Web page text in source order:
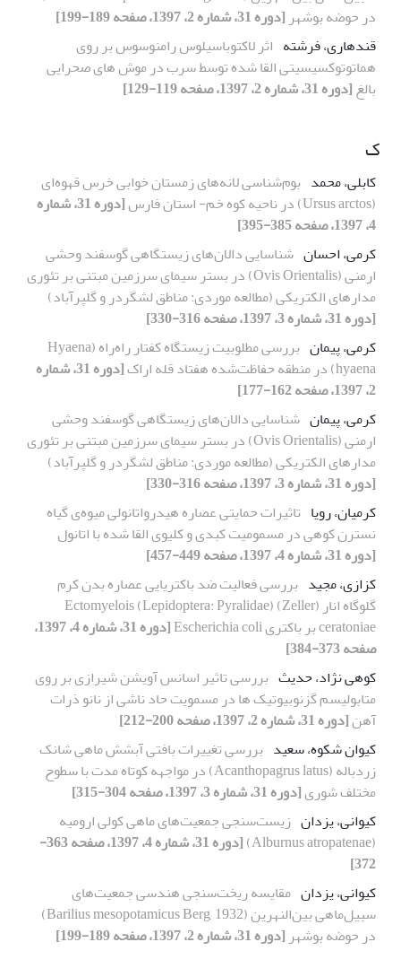
در حوضه بوشهر [دوره 31، شماره 2، 1397، صفحه 189-199]
قندهاری، فرشته اثر لاکتوباسیلوس رامنوسوس بر روی
هماتوتوکسیسیتی القا شده توسط سرب در موش های صحرایی
بالغ[دوره 31، شماره 2، 1397، صفحه 119-129]
ک
کابلی، محمد بوم‌شناسی لانه‌های زمستان خوابی خرس قهوه‌ای
(Ursus arctos) در ناحیه کوه خم- استان فارس
[دوره 31، شماره
4، 1397، صفحه 385-395]
کرمی، احسان شناسایی دالان‌های زیستگاهی گوسفند وحشی
ارمنی (Ovis Orientalis) در بستر سیمای سرزمین مبتنی بر تئوری
مدارهای الکتریکی (مطالعه موردی: مناطق لشگر‌در و گلپر‌آباد)
[دوره 31، شماره 3، 1397، صفحه 316-330]
کرمی، پیمان
بررسی مطلوبیت زیستگاه کفتار راه‌راه (Hyaena
hyaena) در منطقه حفاظت‌شده هفتاد قله اراک
[دوره 31، شماره
2، 1397، صفحه 162-177]
کرمی، پیمان شناسایی دالان‌های زیستگاهی گوسفند وحشی
ارمنی (Ovis Orientalis) در بستر سیمای سرزمین مبتنی بر تئوری
مدارهای الکتریکی (مطالعه موردی: مناطق لشگر‌در و گلپر‌آباد)
[دوره 31، شماره 3، 1397، صفحه 316-330]
کرمیان، رویا تاثیرات حمایتی عصاره هیدرواتانولی میوه‌ی گیاه
نسترن کوهی در مسمومیت کبدی و کلیوی القا شده با اتانول
[دوره 31، شماره 4، 1397، صفحه 449-457]
کزازی، مجید بررسی فعالیت ضد باکتریایی عصاره بدن کرم
گلوگاه انار (Zeller) (Lepidoptera: Pyralidae) Ectomyelois
ceratoniae بر باکتری Escherichia coli
[دوره 31، شماره 4، 1397،
صفحه 373-384]
کوهی نژاد، حدیث بررسی تاثیر اسانس آویشن شیرازی بر روی
متابولیسم گزنوبیوتیک ها در مسمویت حاد ناشی از نانو ذرات
آهن[دوره 31، شماره 2، 1397، صفحه 200-212]
کیوان شکوه، سعید بررسی تغییرات بافتی آبشش ماهی شانک
زردباله (Acanthopagrus latus) در مواجهه کوتاه مدت با سطوح
مختلف شوری[دوره 31، شماره 3، 1397، صفحه 304-315]
کیوانی، یزدان زیست‌سنجی جمعیت‌های ماهی کولی ارومیه
(Alburnus atropatenae)
[دوره 31، شماره 4، 1397، صفحه 363-
372]
کیوانی، یزدان مقایسه ریخت‌سنجی هندسی جمعیت‌های
سبیل‌ماهی بین‌النهرین (Barilius mesopotamicus Berg, 1932)
در حوضه بوشهر [دوره 31، شماره 2، 1397، صفحه 189-199]